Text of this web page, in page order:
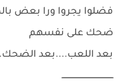
فضلوا يجروا ورا بعض
ضحك على نفسهم
بعد اللعب....بعد
ـــــــــــــــــــــــــــــــــــــــــــ